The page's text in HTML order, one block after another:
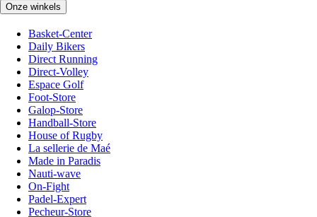
Onze winkels
Basket-Center
Daily Bikers
Direct Running
Direct-Volley
Espace Golf
Foot-Store
Galop-Store
Handball-Store
House of Rugby
La sellerie de Maé
Made in Paradis
Nauti-wave
On-Fight
Padel-Expert
Pecheur-Store